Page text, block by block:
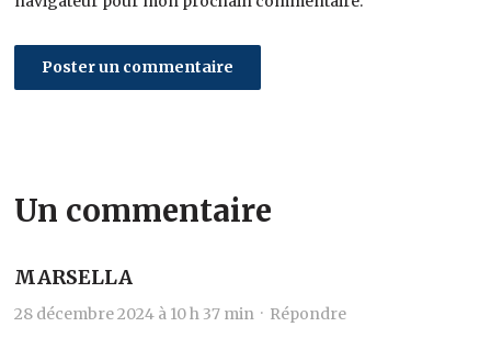
Un commentaire
MARSELLA
28 décembre 2024 à 10 h 37 min · Répondre